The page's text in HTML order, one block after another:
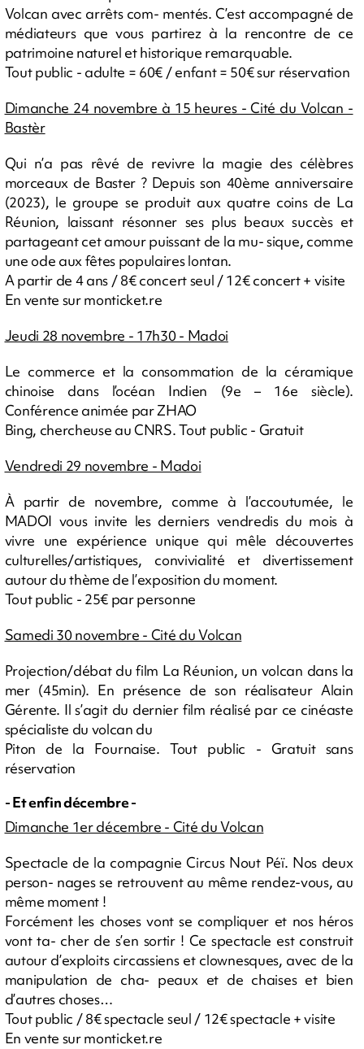
Volcan avec arrêts com- mentés. C’est accompagné de
médiateurs que vous partirez à la rencontre de ce
patrimoine naturel et historique remarquable.
Tout public - adulte = 60€ / enfant = 50€ sur réservation
Dimanche 24 novembre à 15 heures - Cité du Volcan -
Bastèr
Qui n’a pas rêvé de revivre la magie des célèbres
morceaux de Baster ? Depuis son 40ème anniversaire
(2023), le groupe se produit aux quatre coins de La
Réunion, laissant résonner ses plus beaux succès et
partageant cet amour puissant de la mu- sique, comme
une ode aux fêtes populaires lontan.
A partir de 4 ans / 8€ concert seul / 12€ concert + visite
En vente sur monticket.re
Jeudi 28 novembre - 17h30 - Madoi
Le commerce et la consommation de la céramique
chinoise dans l’océan Indien (9e – 16e siècle).
Conférence animée par ZHAO
Bing, chercheuse au CNRS. Tout public - Gratuit
Vendredi 29 novembre - Madoi
À partir de novembre, comme à l’accoutumée, le
MADOI vous invite les derniers vendredis du mois à
vivre une expérience unique qui mêle découvertes
culturelles/artistiques, convivialité et divertissement
autour du thème de l’exposition du moment.
Tout public - 25€ par personne
Samedi 30 novembre - Cité du Volcan
Projection/débat du film La Réunion, un volcan dans la
mer (45min). En présence de son réalisateur Alain
Gérente. Il s’agit du dernier film réalisé par ce cinéaste
spécialiste du volcan du
Piton de la Fournaise. Tout public - Gratuit sans
réservation
- Et enfin décembre -
Dimanche 1er décembre - Cité du Volcan
Spectacle de la compagnie Circus Nout Péï. Nos deux
person- nages se retrouvent au même rendez-vous, au
même moment !
Forcément les choses vont se compliquer et nos héros
vont ta- cher de s’en sortir ! Ce spectacle est construit
autour d’exploits circassiens et clownesques, avec de la
manipulation de cha- peaux et de chaises et bien
d’autres choses…
Tout public / 8€ spectacle seul / 12€ spectacle + visite
En vente sur monticket.re